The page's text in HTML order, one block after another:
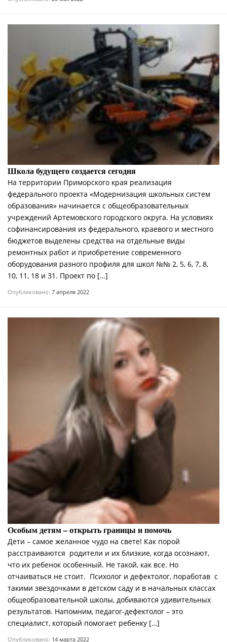
Школа будущего создается сегодня
На территории Приморского края реализация
федерального проекта «Модернизация школьных систем
образования» начинается с общеобразовательных
учреждений Артемовского городского округа. На условиях
софинансирования из федерального, краевого и местного
бюджетов выделены средства на отдельные виды
ремонтных работ и приобретение современного
оборудования разного профиля для школ №№ 2, 5, 6, 7, 8,
10, 11, 18 и 31. Проект по […]
Опубликовано: 7 апреля 2022
Особым детям – открыть границы и помочь
Дети – самое желанное чудо на свете! Как порой
расстраиваются родители и их близкие, когда осознают,
что их ребенок особенный. Не такой, как все. Но
отчаиваться не стоит. Психолог и дефектолог, поработав с
такими звездочками в детском саду и в начальных классах
общеобразовательной школы, добиваются удивительных
результатов. Напомним, педагог-дефектолог – это
специалист, который помогает ребенку […]
Опубликовано: 14 марта 2022